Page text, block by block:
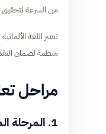
من السرعة لتحقيق
تعتبر اللغة
منظمة لضمان
مراحل
1. المرحلة المبتدئة (A1 – A2)